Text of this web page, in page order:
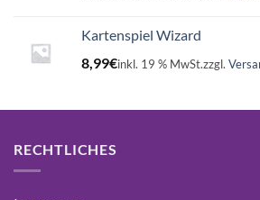
Kartenspiel Wizard
8,99€inkl. 19 % MwSt.zzgl.
RECHTLICHES